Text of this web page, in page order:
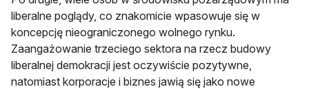
liberalne poglądy, co znakomicie wpasowuje się w
koncepcję nieograniczonego wolnego rynku.
Zaangażowanie trzeciego sektora na rzecz budowy
liberalnej demokracji jest oczywiście pozytywne,
natomiast korporacje i biznes jawią się jako nowe